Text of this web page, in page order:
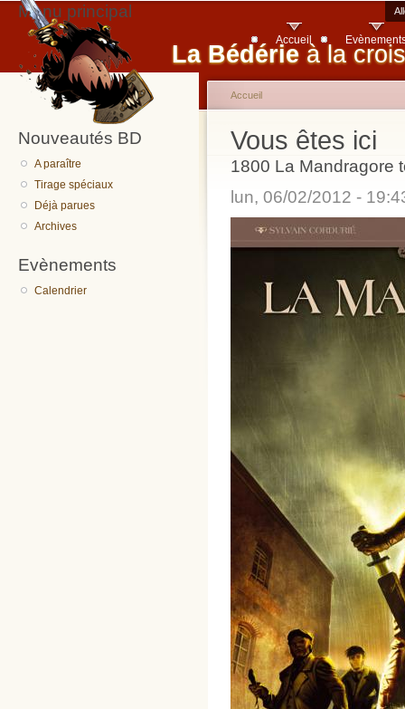
La Bédérie à la
Menu principal
Accueil
Nouveautés BD
A paraître
Tirage spéciaux
Déjà parues
Archives
Evènements
Calendrier
Vous êtes ici
Accueil
1800 La Mandragore
lun, 06/02/2012 -